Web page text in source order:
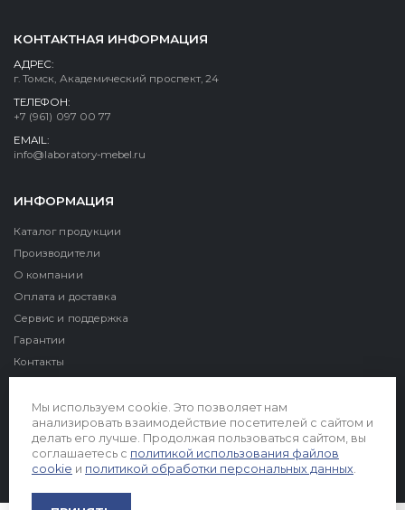
КОНТАКТНАЯ ИНФОРМАЦИЯ
АДРЕС:
г. Томск, Академический проспект, 24
ТЕЛЕФОН:
+7 (961) 097 00 77
EMAIL:
info@laboratory-mebel.ru
ИНФОРМАЦИЯ
Каталог продукции
Производители
О компании
Оплата и доставка
Сервис и поддержка
Гарантии
Контакты
© 2026. Все права защищены
Мы используем cookie. Это позволяет нам
анализировать взаимодействие посетителей с сайтом и
делать его лучше. Продолжая пользоваться сайтом, вы
соглашаетесь с политикой использования файлов
cookie и политикой обработки персональных данных